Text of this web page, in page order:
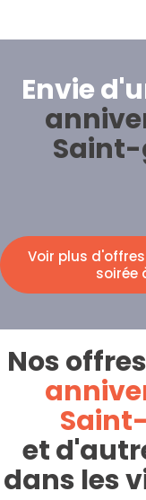
Envie
Voir plus
soirée
Nos
et
dans les